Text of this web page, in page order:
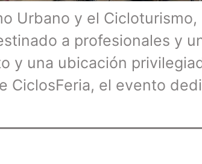
Urbano y el
a profesionales y
y una ubicación
CiclosFeria, el evento